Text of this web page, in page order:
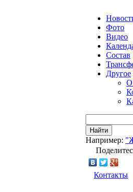
Фото
Видео
Состав
Другое
О
Найти
Например:
Контакты